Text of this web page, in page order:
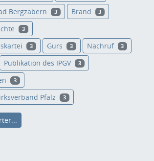
Bergzabern 3 Brand 3
3
3 Gurs 3 Nachruf 3
Publikation des IPGV 3
3
Pfalz 3